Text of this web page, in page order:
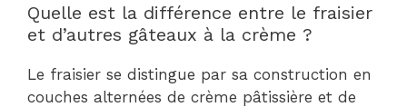
Quelle est la différence entre le fraisier
et d’autres gâteaux à la crème ?
Le fraisier se distingue par sa construction en
couches alternées de crème pâtissière et de